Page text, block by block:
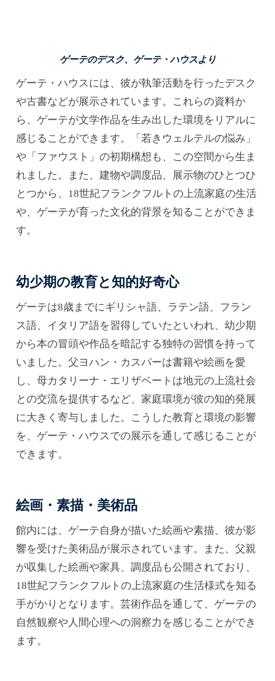
ゲーテのデスク、ゲーテ・ハウスより
ゲーテ・ハウスには、彼が執筆活動を行ったデスク
や古書などが展示されています。これらの資料か
ら、ゲーテが文学作品を生み出した環境をリアルに
感じることができます。「若きウェルテルの悩み」
や「ファウスト」の初期構想も、この空間から生ま
れました。また、建物や調度品、展示物のひとつひ
とつから、18世紀フランクフルトの上流家庭の生活
や、ゲーテが育った文化的背景を知ることができま
す。
幼少期の教育と知的好奇心
ゲーテは8歳までにギリシャ語、ラテン語、フラン
ス語、イタリア語を習得していたといわれ、幼少期
から本の冒頭や作品を暗記する独特の習慣を持って
いました。父ヨハン・カスパーは書籍や絵画を愛
し、母カタリーナ・エリザベートは地元の上流社会
との交流を提供するなど、家庭環境が彼の知的発展
に大きく寄与しました。こうした教育と環境の影響
を、ゲーテ・ハウスでの展示を通して感じることが
できます。
絵画・素描・美術品
館内には、ゲーテ自身が描いた絵画や素描、彼が影
響を受けた美術品が展示されています。また、父親
が収集した絵画や家具、調度品も公開されており、
18世紀フランクフルトの上流家庭の生活様式を知る
手がかりとなります。芸術作品を通して、ゲーテの
自然観察や人間心理への洞察力を感じることができ
ます。